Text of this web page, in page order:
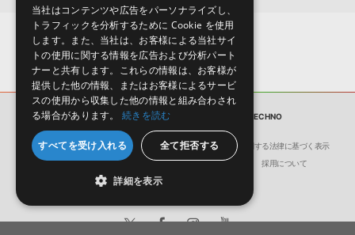
★3
★2
★1
レビューをもっと見る »
ただけませんので、ご注意ください。また、「ライブラリ・タブ」
への表示にも対応しておりません。
4GBを超えるデータに関するご注意：FAT32でフォーマットされた
HDDには、1ファイル4GBを超えるデータを格納することができま
せん。データ容量が4GBを超えるダウンロード製品をご購入いただ
きます際には、NTFSやHFS＋でフォーマットされたHDDをご用意
いただく必要がございます。
製品の購入手続き完了後、受注確認メールとシリアルナンバーをお
知らせするメールの2通が送信されます。メールに記載されており
ます説明に沿って、製品のダウンロード／導入を行って下さい。
サンプルパック製品には、原則として日本語版操作マニュアルをご
用意しておりません。ご購入後のご不明点や詳細に関するお問い合
わせなどはテクニカルサポートまでご連絡ください。
ZENHISER 製品一覧
サンプルパック DAZED - MELODIC TECHNO
会社概要 環境保護（CSR）への取り組み
特定商取引に関する法律に基づく表示
サイト動作環境
利用規約 個人情報の保護について 採用について
当社はコンテンツや広告をパーソナライズし、
トラフィックを分析するために Cookie を使用
します。また、当社は、お客様による当社サイ
トの使用に関する情報を広告および分析パート
ナーと共有します。これらの情報は、お客様が
提供した他の情報、またはお客様によるサービ
スの使用から収集した他の情報と組み合わされ
る場合があります。
続きを読む
すべてを受け入れる 全て拒否する
詳細を表示